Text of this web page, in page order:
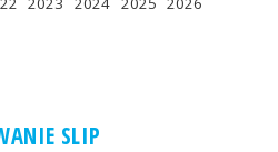
SLIP